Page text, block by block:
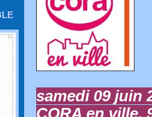
samedi 09 juin
CORA en ville,